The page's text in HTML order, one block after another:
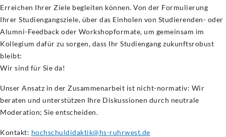
Erreichen Ihrer Ziele begleiten können. Von der Formulierung
Ihrer Studiengangsziele, über das Einholen von Studierenden- oder
Alumni-Feedback oder Workshopformate, um gemeinsam im
Kollegium dafür zu sorgen, dass Ihr Studiengang zukunftsrobust
bleibt:
Wir sind für Sie da!
Unser Ansatz in der Zusammenarbeit ist nicht-normativ: Wir
beraten und unterstützen Ihre Diskussionen durch neutrale
Moderation; Sie entscheiden.
Kontakt: hochschuldidaktik@hs-ruhrwest.de